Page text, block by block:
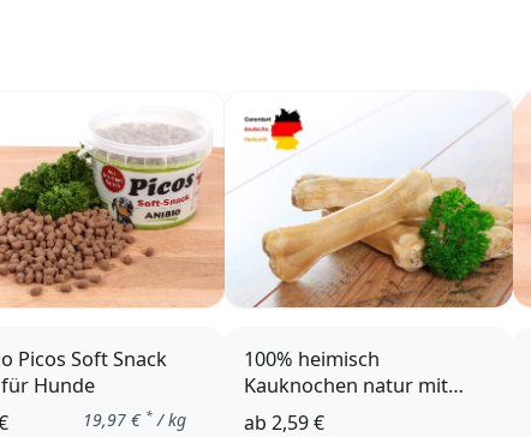
Picos Soft Snack
Hunde
19,97 € * / kg
100% heimisch
Kauknochen natur mit
Pansen
ab 2,59 €